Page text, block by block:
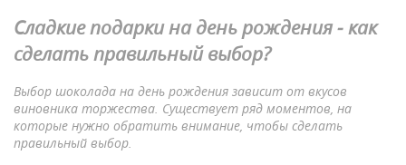
Сладкие подарки на день рождения ‒ как
сделать правильный выбор?
Выбор шоколада на день рождения зависит от вкусов
виновника торжества. Существует ряд моментов, на
которые нужно обратить внимание, чтобы сделать
правильный выбор.